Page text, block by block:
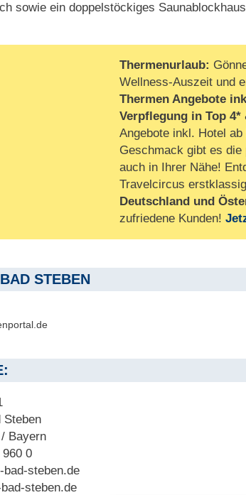
sowie ein doppelstöckiges
Thermenurlaub:
Wellness-Auszeit und
Thermen Angebote
Verpflegung in Top 4*
Angebote inkl. Hotel
Geschmack gibt es
auch in Ihrer Nähe!
Travelcircus
Deutschland und
zufriedene Kunden!
STEBEN
Steben
Bayern
0
bad-steben.de
steben.de